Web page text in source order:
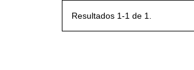
Resultados 1-1 de 1.